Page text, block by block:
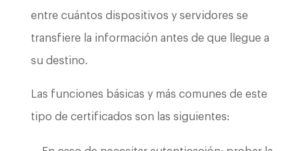
entre cuántos dispositivos y servidores se
transfiere la información antes de que llegue a
su destino.
Las funciones básicas y más comunes de este
tipo de certificados son las siguientes: